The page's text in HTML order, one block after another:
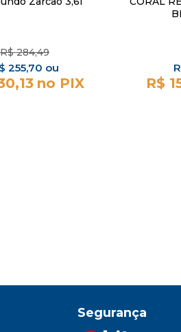
R$ 284,49
255,70
R$
Segurança